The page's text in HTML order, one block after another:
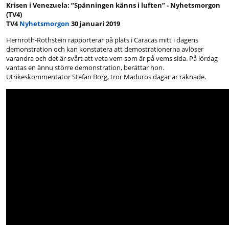
Krisen i Venezuela: ”Spänningen känns i luften” - Nyhetsmorgon
(TV4)
TV4Nyhetsmorgon 30 januari 2019
Hernroth-Rothstein rapporterar på plats i Caracas mitt i dagens
demonstration och kan konstatera att demostrationerna avlöser
varandra och det är svårt att veta vem som är på vems sida. På lördag
väntas en ännu större demonstration, berättar hon.
Utrikeskommentator Stefan Borg, tror Maduros dagar är räknade.